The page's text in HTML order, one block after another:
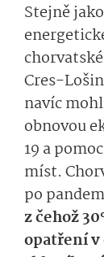
Stejně
Cres-
navíc
obnovou
19 a
míst.
po
z čehož
opatření